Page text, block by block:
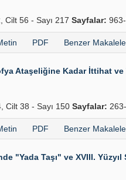
Cilt 56 - Sayı 217 Sayfalar:
PDF Benzer
Ataşeliğine Kadar İttihat
Cilt 38 - Sayı 150 Sayfalar:
PDF Benzer
"Yada Taşı" ve XVIII. Yüzyıl